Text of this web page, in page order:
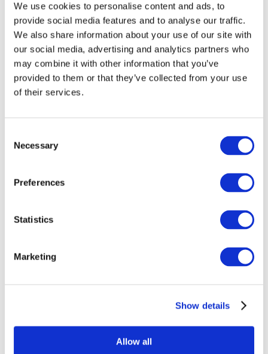
We use cookies to personalise content and ads, to
provide social media features and to analyse our traffic.
We also share information about your use of our site with
our social media, advertising and analytics partners who
may combine it with other information that you’ve
provided to them or that they’ve collected from your use
of their services.
Selection
Necessary
Preferences
Statistics
Marketing
Show details
Allow all
Без поджанра